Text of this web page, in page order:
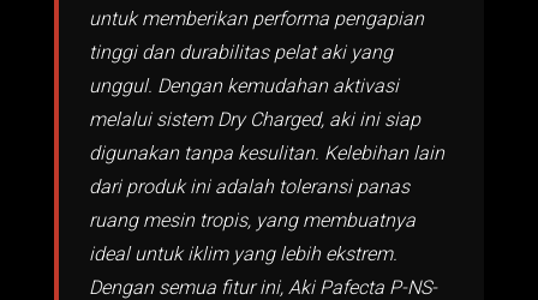
untuk memberikan performa pengapian
tinggi dan durabilitas pelat aki yang
unggul. Dengan kemudahan aktivasi
melalui sistem Dry Charged, aki ini siap
digunakan tanpa kesulitan. Kelebihan lain
dari produk ini adalah toleransi panas
ruang mesin tropis, yang membuatnya
ideal untuk iklim yang lebih ekstrem.
Dengan semua fitur ini, Aki Pafecta P-NS-